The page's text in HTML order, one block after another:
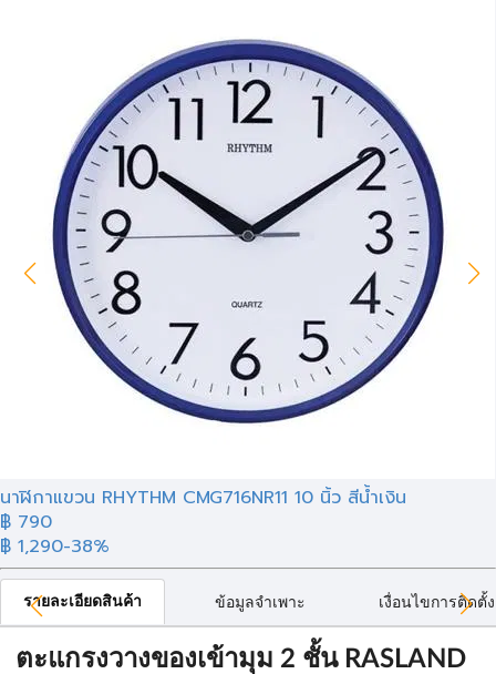
นาฬิกาแขวน RHYTHM CMG716NR11 10 นิ้ว สีน้ำเงิน
฿ 790
฿ 1,290-38%
รายละเอียดสินค้า ข้อมูลจำเพาะ เงื่อนไขการติดตั้ง
ตะแกรงวางของเข้ามุม 2 ชั้น RASLAND